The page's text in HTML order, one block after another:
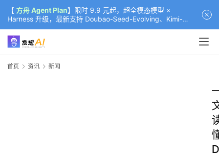
【 方舟 Agent Plan】限时 9.9 元起，超全模态模型 ×
Harness 升级，最新支持 Doubao-Seed-Evolving、Kimi-
K3（部分）、GLM-5.2
首页 资讯 新闻
D